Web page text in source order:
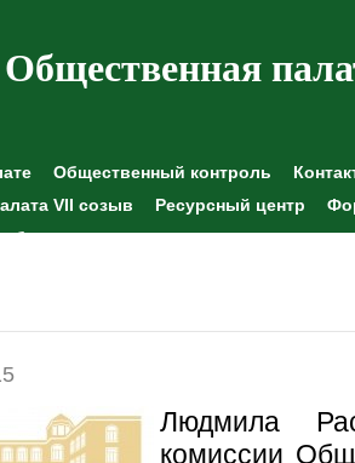
Общественная
Общественный контроль
VII созыв
Ресурсный центр
Людмила
комиссии